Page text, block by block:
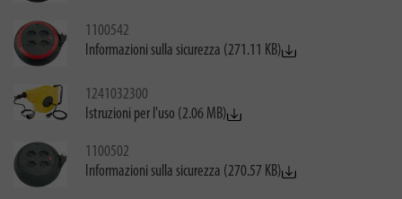
1100542
Informazioni sulla sicurezza (271.11 KB)
1241032300
Istruzioni per l'uso (2.06 MB)
1100502
Informazioni sulla sicurezza (270.57 KB)